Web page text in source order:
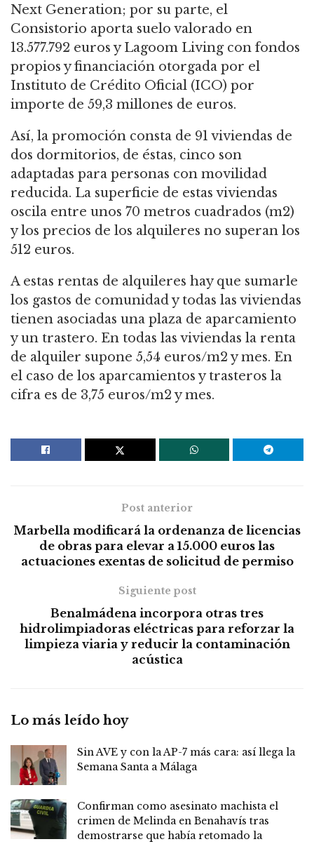
Next Generation; por su parte, el
Consistorio aporta suelo valorado en
13.577.792 euros y Lagoom Living con fondos
propios y financiación otorgada por el
Instituto de Crédito Oficial (ICO) por
importe de 59,3 millones de euros.
Así, la promoción consta de 91 viviendas de
dos dormitorios, de éstas, cinco son
adaptadas para personas con movilidad
reducida. La superficie de estas viviendas
oscila entre unos 70 metros cuadrados (m2)
y los precios de los alquileres no superan los
512 euros.
A estas rentas de alquileres hay que sumarle
los gastos de comunidad y todas las viviendas
tienen asociadas una plaza de aparcamiento
y un trastero. En todas las viviendas la renta
de alquiler supone 5,54 euros/m2 y mes. En
el caso de los aparcamientos y trasteros la
cifra es de 3,75 euros/m2 y mes.
Post anterior
Marbella modificará la ordenanza de licencias
de obras para elevar a 15.000 euros las
actuaciones exentas de solicitud de permiso
Siguiente post
Benalmádena incorpora otras tres
hidrolimpiadoras eléctricas para reforzar la
limpieza viaria y reducir la contaminación
acústica
Lo más leído hoy
Sin AVE y con la AP-7 más cara: así llega la
Semana Santa a Málaga
Confirman como asesinato machista el
crimen de Melinda en Benahavís tras
demostrarse que había retomado la